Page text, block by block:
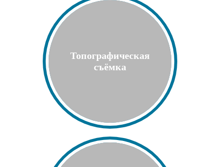
Топографическая
съёмка